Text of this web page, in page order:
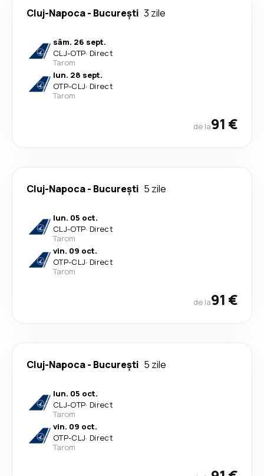
Cluj-Napoca- București 3 zile
sâm. 26 sept.
CLJ-OTP· Direct
Tarom
lun. 28 sept.
OTP-CLJ· Direct
Tarom
de la91 €
Cluj-Napoca- București 5 zile
lun. 05 oct.
CLJ-OTP· Direct
Tarom
vin. 09 oct.
OTP-CLJ· Direct
Tarom
de la91 €
Cluj-Napoca- București 5 zile
lun. 05 oct.
CLJ-OTP· Direct
Tarom
vin. 09 oct.
OTP-CLJ· Direct
Tarom